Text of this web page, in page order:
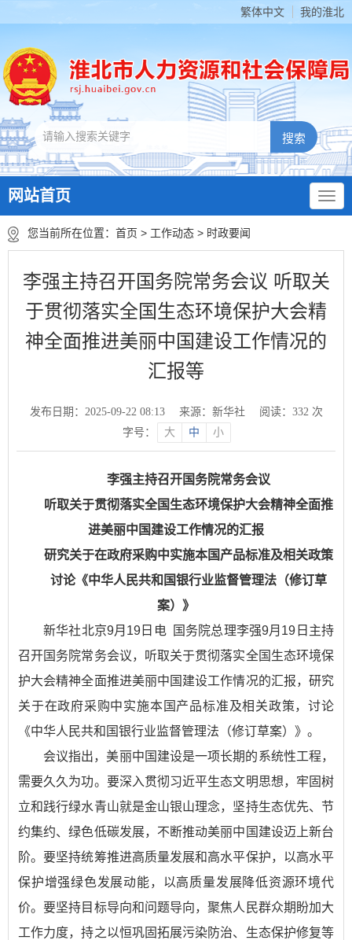
繁体中文 我的淮北
网站首页
您当前所在位置： 首页 > 工作动态 > 时政要闻
李强主持召开国务院常务会议 听取关
于贯彻落实全国生态环境保护大会精
神全面推进美丽中国建设工作情况的
汇报等
发布日期：2025-09-22 08:13 来源：新华社 阅读： 332次
字号：
大 中 小
李强主持召开国务院常务会议
听取关于贯彻落实全国生态环境保护大会精神全面推
进美丽中国建设工作情况的汇报
研究关于在政府采购中实施本国产品标准及相关政策
讨论《中华人民共和国银行业监督管理法（修订草
案）》
新华社北京9月19日电 国务院总理李强9月19日主持
召开国务院常务会议，听取关于贯彻落实全国生态环境保
护大会精神全面推进美丽中国建设工作情况的汇报，研究
关于在政府采购中实施本国产品标准及相关政策，讨论
《中华人民共和国银行业监督管理法（修订草案）》。
会议指出，美丽中国建设是一项长期的系统性工程，
需要久久为功。要深入贯彻习近平生态文明思想，牢固树
立和践行绿水青山就是金山银山理念，坚持生态优先、节
约集约、绿色低碳发展，不断推动美丽中国建设迈上新台
阶。要坚持统筹推进高质量发展和高水平保护，以高水平
保护增强绿色发展动能，以高质量发展降低资源环境代
价。要坚持目标导向和问题导向，聚焦人民群众期盼加大
工作力度，持之以恒巩固拓展污染防治、生态保护修复等